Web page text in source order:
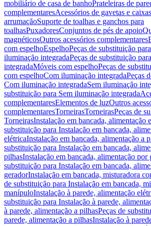
mobiliário de casa de banhoPrateleiras de
complementaresAcessórios de gavetas e
arrumaçãoSuporte de toalhas e ganchos para
toalhasPuxadoresConjuntos de pés de apoio
magnéticosOutros acessórios complementares
com espelhoEspelhoPeças de substituição
iluminação integradaPeças de substituição
integradaMóveis com espelhoPeças de
com espelhoCom iluminação integradaPeças
Com iluminação integradaSem iluminação
substituição para Sem iluminação integrada
complementaresElementos de luzOutros
complementaresTorneirasTorneirasPeças de
TorneirasInstalação em bancada, alimentação
substituição para Instalação em bancada,
elétricaInstalação em bancada, alimentação a
substituição para Instalação em bancada,
pilhasInstalação em bancada, alimentação por
substituição para Instalação em bancada,
geradorInstalação em bancada, misturadora
de substituição para Instalação em bancada,
manípuloInstalação à parede, alimentação
substituição para Instalação à parede,
à parede, alimentação a pilhasPeças de
parede, alimentação a pilhasInstalação à